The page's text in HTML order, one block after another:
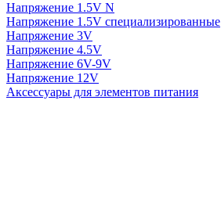
Напряжение 1.5V N
Напряжение 1.5V специализированные
Напряжение 3V
Напряжение 4.5V
Напряжение 6V-9V
Напряжение 12V
Аксессуары для элементов питания